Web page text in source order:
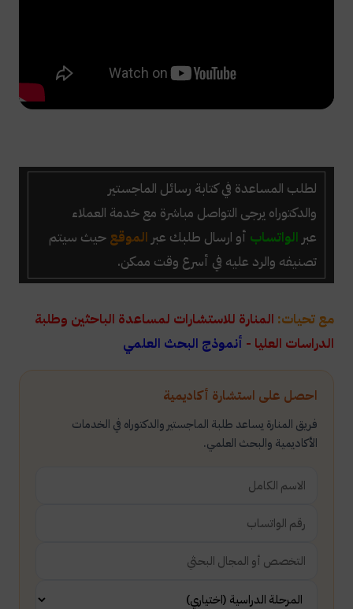
احصل على استشارة أكاديمية
فريق المنارة يساعد طلبة الماجستير والدكتوراه في الخدمات
الأكاديمية والبحث العلمي.
لطلب المساعدة في كتابة رسائل الماجستير
والدكتوراه يرجى التواصل مباشرة مع خدمة العملاء
عبر الواتساب أو ارسال طلبك عبر الموقع حيث سيتم
تصنيفه والرد عليه في أسرع وقت ممكن.
مع تحيات: المنارة للاستشارات لمساعدة الباحثين وطلبة
الدراسات العليا - أنموذج البحث العلمي